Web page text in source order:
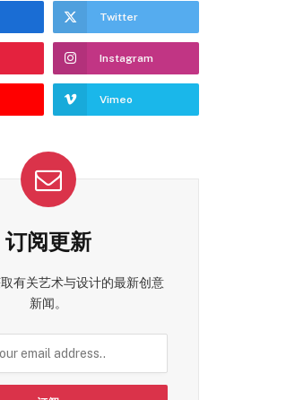
Twitter
Instagram
Vimeo
订阅更新
有关艺术与设计的最新创意
新闻。